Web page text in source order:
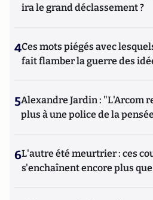
ira le grand déclassement ?
4Ces mots piégés avec
fait flamber la guerre des
5Alexandre Jardin : "L'Arcom
plus à une police de la
6L'autre été meurtrier : ces
s'enchaînent encore plus